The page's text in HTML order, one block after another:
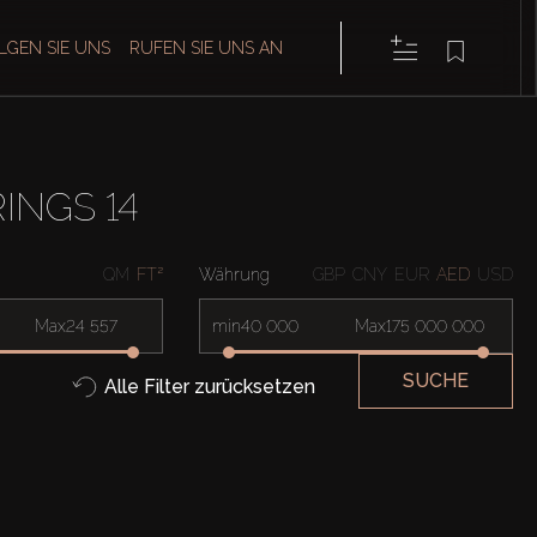
SIE UNS RUFEN SIE UNS AN
14
QM FT²
Max
Währung GBP CNY EUR AED USD
min Max
Alle Filter zurücksetzen SUCHE